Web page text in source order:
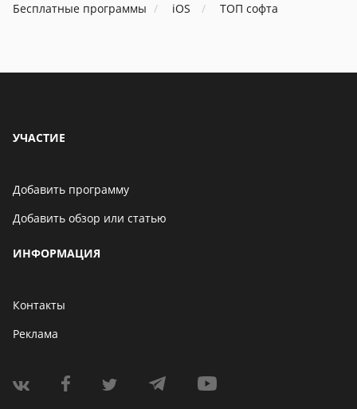
Бесплатные программы iOS ТОП софта
УЧАСТИЕ
Добавить программу
Добавить обзор или статью
ИНФОРМАЦИЯ
Контакты
Реклама